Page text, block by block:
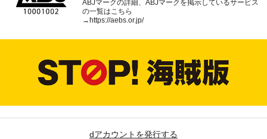
ABJマークの詳細、ABJマークを掲示しているサービス
の一覧はこちら
→https://aebs.or.jp/
dアカウントを発行する